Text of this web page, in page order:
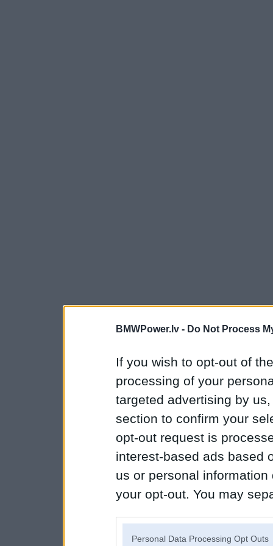
BMWPower.lv - Do Not Process
If you wish to opt-out of
processing of your
targeted advertising by
section to confirm your
opt-out request is
interest-based ads based
us or personal
your opt-out. You may
Personal Data Processing Opt Outs